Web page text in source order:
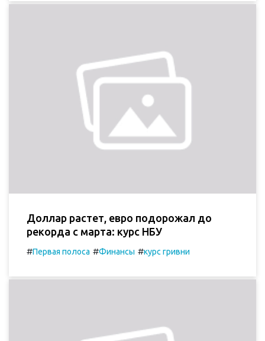
Доллар растет, евро подорожал до
рекорда с марта: курс НБУ
#Первая полоса #Финансы #курс гривни